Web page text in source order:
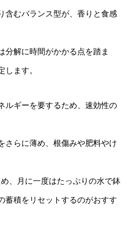
含むバランス型が、香りと食感
分解に時間がかかる点を踏ま
します。
ルギーを要するため、速効性の
さらに薄め、根傷みや肥料やけ
、月に一度はたっぷりの水で鉢
蓄積をリセットするのがおすす